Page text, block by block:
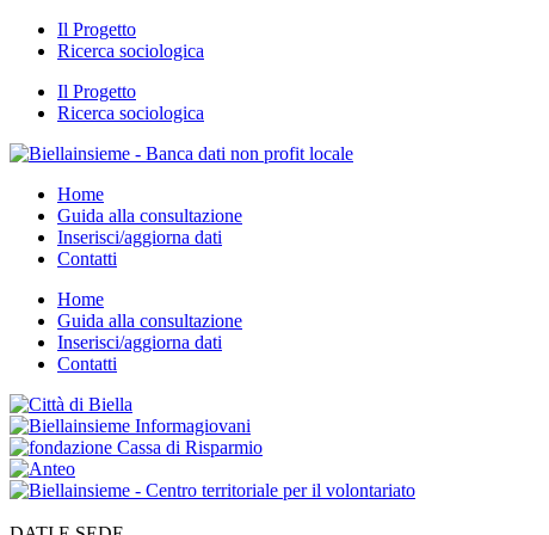
Il Progetto
Ricerca sociologica
Il Progetto
Ricerca sociologica
Home
Guida alla consultazione
Inserisci/aggiorna dati
Contatti
Home
Guida alla consultazione
Inserisci/aggiorna dati
Contatti